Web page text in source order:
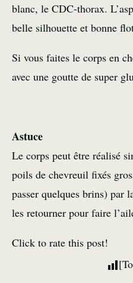
blanc, le CDC-thorax.
belle silhouette et bonne
Si vous faites le corps en
avec une goutte de super
Astuce
Le corps peut être réalisé
poils de chevreuil fixés
passer quelques brins) par
les retourner pour faire
Click to rate this post!